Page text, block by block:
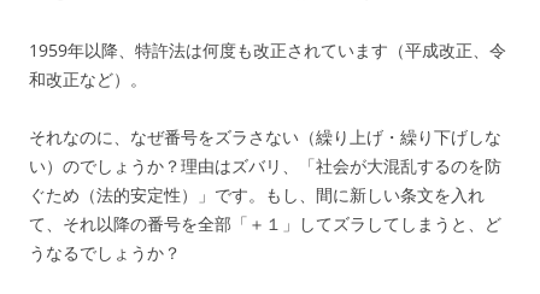
1959年以降、特許法は何度も改正されています（平成改正、令
和改正など）。
それなのに、なぜ番号をズラさない（繰り上げ・繰り下げしな
い）のでしょうか？理由はズバリ、「社会が大混乱するのを防
ぐため（法的安定性）」です。もし、間に新しい条文を入れ
て、それ以降の番号を全部「＋１」してズラしてしまうと、ど
うなるでしょうか？